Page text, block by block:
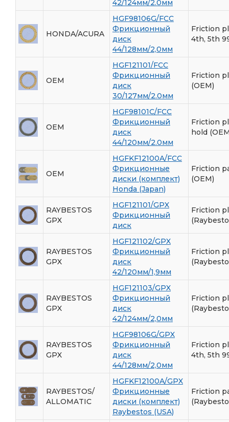
42/124мм/2.0мм
HONDA/ACURA
HGF98106G/FCC
Фрикционный
диск
44/128мм/2,0мм
Friction
4th, 5th
OEM
HGF121101/FCC
Фрикционный
диск
30/127мм/2.0мм
Friction
(OEM)
OEM
HGF98101C/FCC
Фрикционный
диск
44/120мм/2.0мм
Friction
hold
OEM
HGFKF12100A/FCC
Фрикционные
диски (комплект)
Honda (Japan)
Friction
(OEM)
RAYBESTOS
GPX
HGF121101/GPX
Фрикционный
диск
Friction
RAYBESTOS
GPX
HGF121102/GPX
Фрикционный
диск
42/120мм/1,9мм
Friction
RAYBESTOS
GPX
HGF121103/GPX
Фрикционный
диск
42/124мм/2,0мм
Friction
RAYBESTOS
GPX
HGF98106G/GPX
Фрикционный
диск
44/128мм/2,0мм
Friction
4th, 5th
RAYBESTOS/
ALLOMATIC
HGFKF12100A/GPX
Фрикционные
диски (комплект)
Raybestos (USA)
Friction